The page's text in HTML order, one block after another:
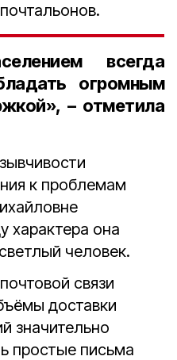
почтальонов.
всегда
огромным
– отметила
к проблемам
характера она
человек.
связи
доставки
значительно
простые письма